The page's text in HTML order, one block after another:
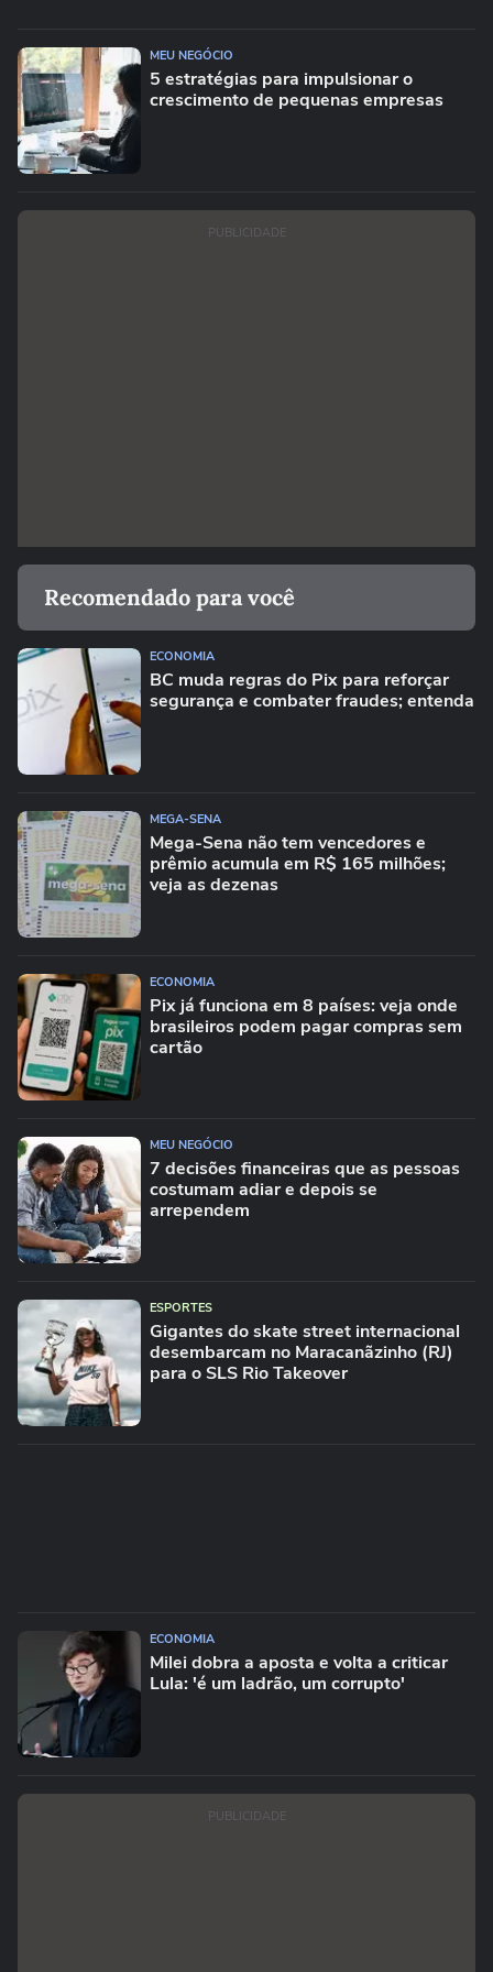
MEU NEGÓCIO
5 estratégias para impulsionar o
crescimento de pequenas empresas
PUBLICIDADE
Recomendado para você
ECONOMIA
BC muda regras do Pix para reforçar
segurança e combater fraudes; entenda
MEGA-SENA
Mega-Sena não tem vencedores e
prêmio acumula em R$ 165 milhões;
veja as dezenas
ECONOMIA
Pix já funciona em 8 países: veja onde
brasileiros podem pagar compras sem
cartão
MEU NEGÓCIO
7 decisões financeiras que as pessoas
costumam adiar e depois se
arrependem
ESPORTES
Gigantes do skate street internacional
desembarcam no Maracanãzinho (RJ)
para o SLS Rio Takeover
ECONOMIA
Milei dobra a aposta e volta a criticar
Lula: 'é um ladrão, um corrupto'
PUBLICIDADE